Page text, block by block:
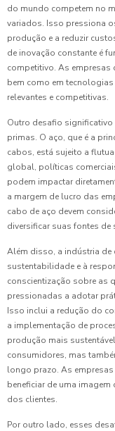
do mundo competem no
variados. Isso pressiona
produção e a reduzir
de inovação constante é
competitivo. As empresas
bem como em
relevantes e competitivas.
Outro desafio
primas. O aço, que é a
cabos, está sujeito a
global, políticas
podem impactar
a margem de lucro das
cabo de aço devem
diversificar suas fontes de
Além disso, a indústria de
sustentabilidade e à
conscientização sobre as
pressionadas a adotar
Isso inclui a redução do
a implementação de
produção mais
consumidores, mas
longo prazo. As
beneficiar de uma
dos clientes.
Por outro lado, esses